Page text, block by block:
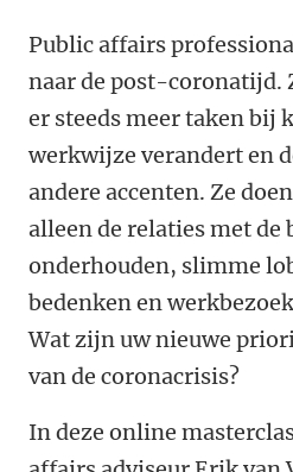
Public affairs
naar de post-coronatijd.
er steeds meer taken bij
werkwijze verandert en
andere accenten. Ze
alleen de relaties met de
onderhouden, slimme
bedenken en
Wat zijn uw nieuwe
van de coronacrisis?
In deze online